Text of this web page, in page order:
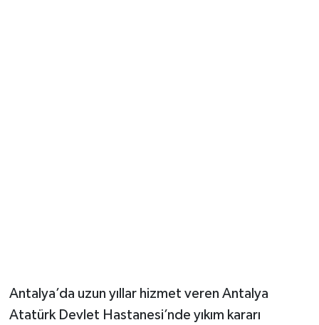
Antalya’da uzun yıllar hizmet veren Antalya
Atatürk Devlet Hastanesi’nde yıkım kararı